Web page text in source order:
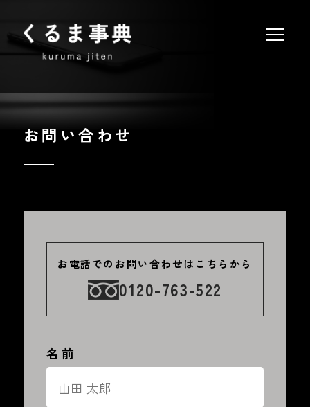
お問い合わせ
お電話でのお問い合わせはこちらから
0120-763-522
名前